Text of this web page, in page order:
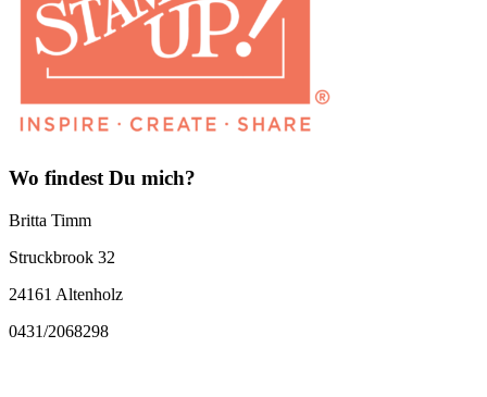
Wo findest Du mich?
Britta Timm
Struckbrook 32
24161 Altenholz
0431/2068298